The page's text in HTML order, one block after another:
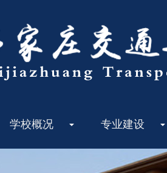
学校概况 专业建设